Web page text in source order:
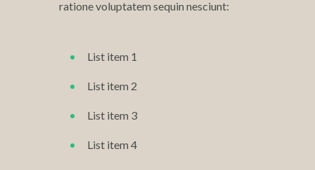
ratione voluptatem sequin nesciunt:
List item 1
List item 2
List item 3
List item 4